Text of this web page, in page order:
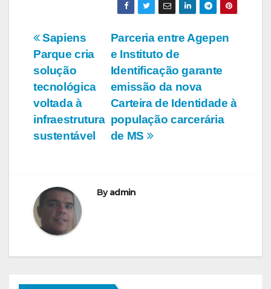
Navegação
de
Post
Parceria entre Agepen
e Instituto de
Identificação garante
emissão da nova
Carteira de Identidade à
população carcerária
de MS
Sapiens
Parque cria
solução
tecnológica
voltada à
infraestrutura
sustentável
Byadmin